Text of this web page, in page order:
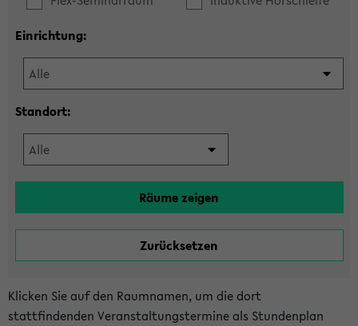
Einrichtung:
Standort:
Klicken Sie auf den Raumnamen, um die dort
stattfindenden Veranstaltungstermine als Stundenplan